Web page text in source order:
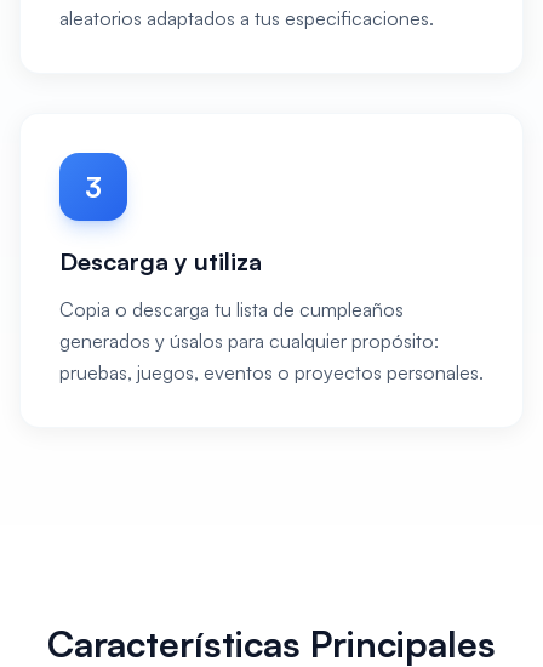
aleatorios adaptados a tus especificaciones.
3
Descarga y utiliza
Copia o descarga tu lista de cumpleaños
generados y úsalos para cualquier propósito:
pruebas, juegos, eventos o proyectos personales.
Características Principales